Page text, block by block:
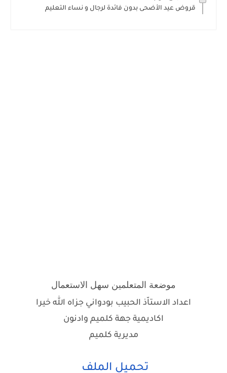
قروض عيد الأضحى بدون فائدة لرجال و نساء التعليم
موضعة المتعلمين سهل الاستعمال
اعداد الاستاّذ الحبيب بودواني جزاه الله خيرا
اكاديمية جهة كلميم وادنون
مديرية كلميم
تحميل الملف